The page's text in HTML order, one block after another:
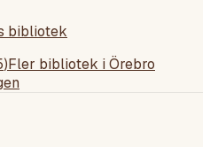
bibliotek
)Fler bibliotek i Örebro